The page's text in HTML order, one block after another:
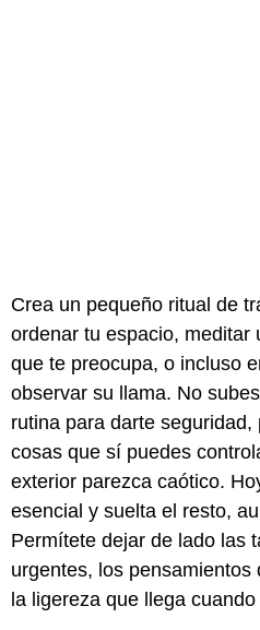
Crea un pequeño ritual de
ordenar tu espacio, meditar
que te preocupa, o incluso
observar su llama. No
rutina para darte
cosas que sí puedes
exterior parezca caótico.
esencial y suelta el resto,
Permítete dejar de lado las
urgentes, los
la ligereza que llega